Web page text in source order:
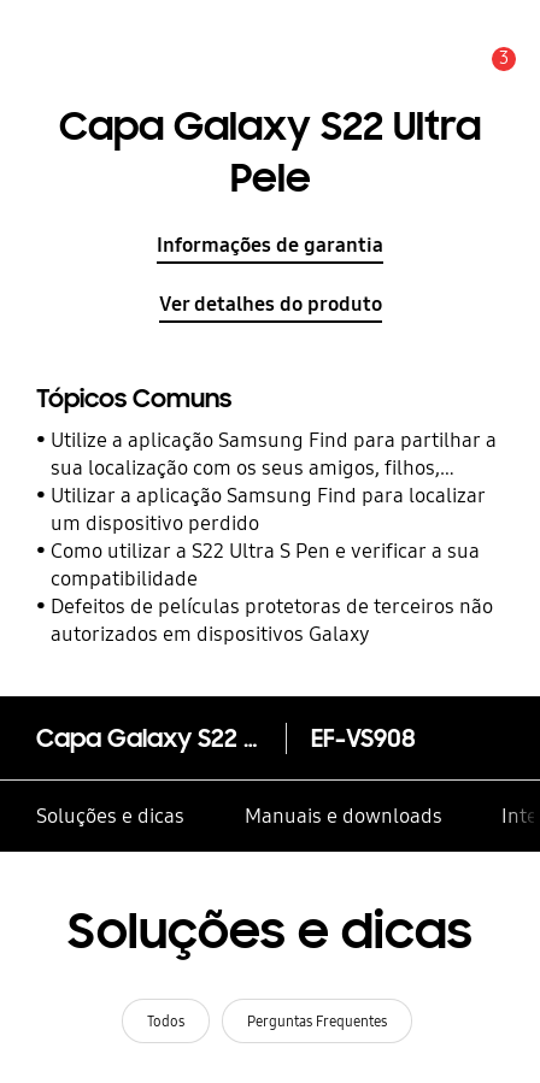
3
Capa Galaxy S22 Ultra
Pele
Informações de garantia
Ver detalhes do produto
Tópicos Comuns
Utilize a aplicação Samsung Find para partilhar a
sua localização com os seus amigos, filhos,
familiares e outros contactos
Utilizar a aplicação Samsung Find para localizar
um dispositivo perdido
Como utilizar a S22 Ultra S Pen e verificar a sua
compatibilidade
Defeitos de películas protetoras de terceiros não
autorizados em dispositivos Galaxy
Capa Galaxy S22 Ultra Pele EF-VS908
Soluções e dicas Manuais e downloads
Soluções e dicas
Todos Perguntas Frequentes